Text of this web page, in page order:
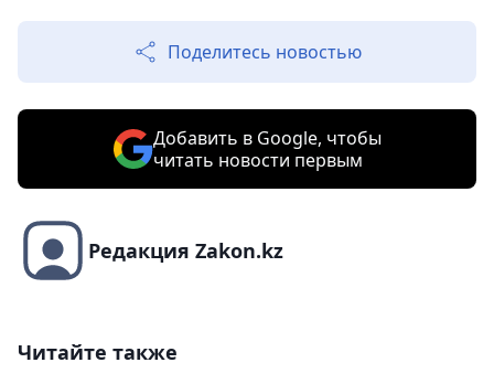
Поделитесь новостью
Добавить в Google, чтобы
читать новости первым
Редакция Zakon.kz
Читайте также